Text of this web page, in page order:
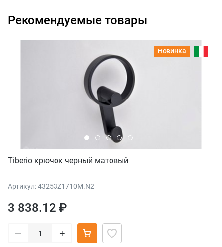
Рекомендуемые товары
Новинка
Tiberio крючок черный матовый
Артикул: 43253Z1710M.N2
3 838.12 ₽
– +